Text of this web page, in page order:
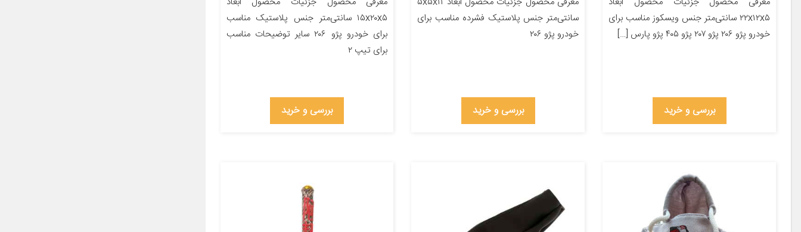
۲۲x۱۲x۵ سانتی‌متر جنس ویسکوز مناسب برای
خودرو پژو ۲۰۶ پژو ۲۰۷ پژو ۴۰۵ پژو پارس […]
بررسی و خرید
سانتی‌متر جنس پلاستیک فشرده مناسب برای
خودرو پژو ۲۰۶
بررسی و خرید
۱۵x۲۰x۵ سانتی‌متر جنس پلاستیک مناسب
برای خودرو پژو ۲۰۶ سایر توضیحات مناسب
برای تیپ ۲
بررسی و خرید